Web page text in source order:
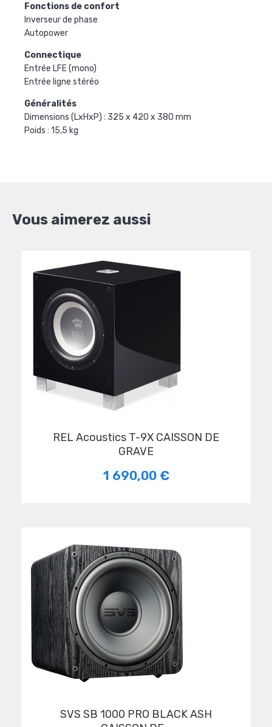
Fonctions de confort
Inverseur de phase
Autopower
Connectique
Entrée LFE (mono)
Entrée ligne stéréo
Généralités
Dimensions (LxHxP) : 325 x 420 x 380 mm
Poids : 15,5 kg
Vous aimerez aussi
REL Acoustics T-9X CAISSON DE
GRAVE
1 690,00 €
SVS SB 1000 PRO BLACK ASH